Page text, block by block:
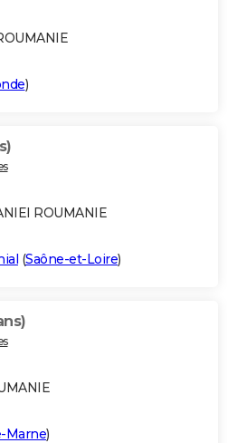
)
ROUMANIE
(Saône-et-Loire)
Marne)